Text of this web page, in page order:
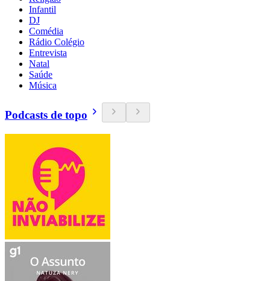
Infantil
DJ
Comédia
Rádio Colégio
Entrevista
Natal
Saúde
Música
Podcasts de topo